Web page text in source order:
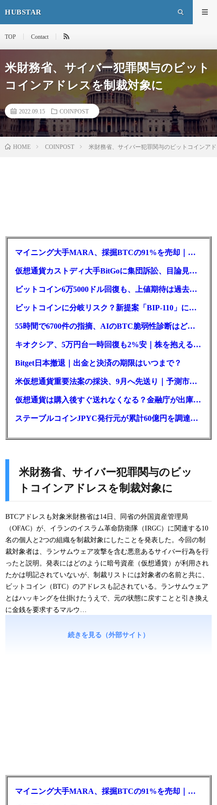
HUBSTAR
TOP Contact
米財務省、サイバー犯罪関与のビット
コインアドレスを制裁対象に
2022.09.15 COINPOST
HOME COINPOST 米財務省、サイバー犯罪関与のビットコインア
マイニング大手MARA、採掘BTCの91%を売却｜純損失6億ドル
仮想通貨カストディ大手BitGoに集団訴訟、目論見書が争点に
ビットコイン6万5000ドル回復も、上値期待は過去最低の23%
ビットコインに分岐リスク？新提案「BIP-110」に期限迫る
55時間で6700件の指摘、AIのBTC脆弱性診断はどこまで本物か
キオクシア、5万円台一時回復も2%安｜株を抱える東芝は純利益30倍
Bitget日本撤退｜出金と決済の期限はいつまで？
米仮想通貨重要法案の採決、9月へ先送り｜予測市場の成立確率は14%に
仮想通貨は購入後すぐ送れなくなる？金融庁が出庫制限を要請
ステーブルコインJPYC発行元が累計60億円を調達、物流大手も出資参画
米財務省、サイバー犯罪関与のビッ
トコインアドレスを制裁対象に
BTCアドレスも対象米財務省は14日、同省の外国資産管理局
（OFAC）が、イランのイスラム革命防衛隊（IRGC）に関連する10
名の個人と2つの組織を制裁対象にしたことを発表した。今回の制
裁対象者は、ランサムウェア攻撃を含む悪意あるサイバー行為を行
ったと説明。発表にはどのように暗号資産（仮想通貨）が利用され
たかは明記されていないが、制裁リストには対象者の名前と共に、
ビットコイン（BTC）のアドレスも記されている。ランサムウェア
とはハッキングを仕掛けたうえで、元の状態に戻すことと引き換え
に金銭を要求するマルウ…
続きを見る（外部サイト）
マイニング大手MARA、採掘BTCの91%を売却｜純損失6億ドル